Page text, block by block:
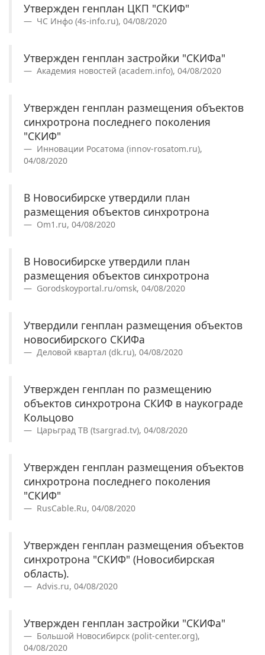
Утвержден генплан ЦКП "СКИФ"
ЧС Инфо (4s-info.ru), 04/08/2020
Утвержден генплан застройки "СКИФа"
Академия новостей (academ.info), 04/08/2020
Утвержден генплан размещения объектов
синхротрона последнего поколения
"СКИФ"
Инновации Росатома (innov-rosatom.ru),
04/08/2020
В Новосибирске утвердили план
размещения объектов синхротрона
Om1.ru, 04/08/2020
В Новосибирске утвердили план
размещения объектов синхротрона
Gorodskoyportal.ru/omsk, 04/08/2020
Утвердили генплан размещения объектов
новосибирского СКИФа
Деловой квартал (dk.ru), 04/08/2020
Утвержден генплан по размещению
объектов синхротрона СКИФ в наукограде
Кольцово
Царьград ТВ (tsargrad.tv), 04/08/2020
Утвержден генплан размещения объектов
синхротрона последнего поколения
"СКИФ"
RusCable.Ru, 04/08/2020
Утвержден генплан размещения объектов
синхротрона "СКИФ" (Новосибирская
область).
Advis.ru, 04/08/2020
Утвержден генплан застройки "СКИФа"
Большой Новосибирск (polit-center.org),
04/08/2020